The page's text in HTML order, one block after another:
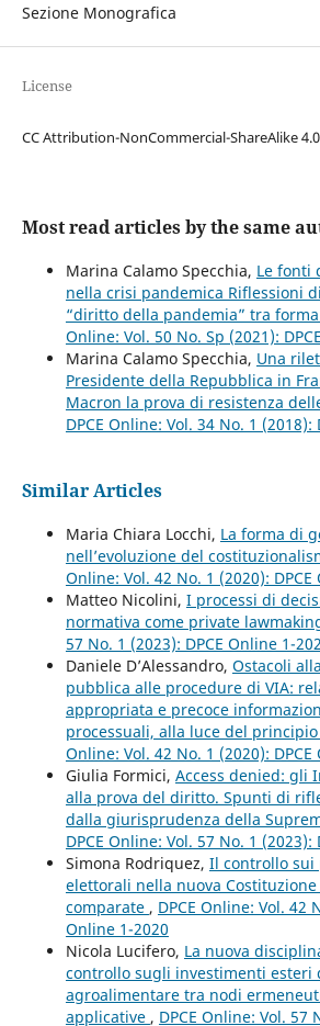
Sezione Monografica
License
CC Attribution-NonCommercial-ShareAlike 4.0
Most read articles by the same
Marina Calamo Specchia, Le fonti
nella crisi pandemica Riflessioni
“diritto della pandemia” tra
Online: Vol. 50 No. Sp (2021):
Marina Calamo Specchia, Una
Presidente della Repubblica in
Macron la prova di resistenza
DPCE Online: Vol. 34 No. 1 (2018):
Similar Articles
Maria Chiara Locchi, La forma di
nell’evoluzione del
Online: Vol. 42 No. 1 (2020):
Matteo Nicolini, I processi di
normativa come private
57 No. 1 (2023): DPCE Online 1-
Daniele D’Alessandro, Ostacoli
pubblica alle procedure di VIA:
appropriata e precoce
processuali, alla luce del
Online: Vol. 42 No. 1 (2020):
Giulia Formici, Access denied: gli
alla prova del diritto. Spunti di
dalla giurisprudenza della
DPCE Online: Vol. 57 No. 1 (2023):
Simona Rodriquez, Il controllo sui
elettorali nella nuova
comparate , DPCE Online: Vol. 42
Online 1-2020
Nicola Lucifero, La nuova
controllo sugli investimenti esteri
agroalimentare tra nodi
applicative , DPCE Online: Vol. 57